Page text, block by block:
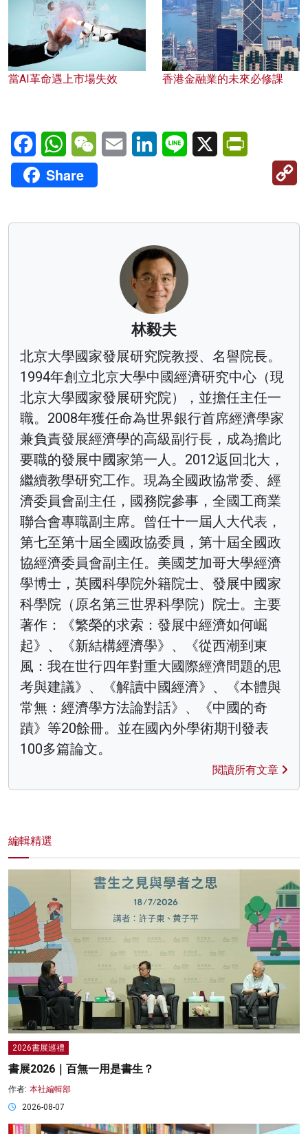
當AI革命遇上市場失效 香港金融業的未來必修課
FacebookWhatsAppWeChatEmail LinkedInLine X
Share
林毅夫
北京大學國家發展研究院教授、名譽院長。
1994年創立北京大學中國經濟研究中心（現
北京大學國家發展研究院），並擔任主任一
職。2008年獲任命為世界銀行首席經濟學家
兼負責發展經濟學的高級副行長，成為擔此
要職的發展中國家第一人。2012返回北大，
繼續教學研究工作。現為全國政協常委、經
濟委員會副主任，國務院參事，全國工商業
聯合會專職副主席。曾任十一屆人大代表，
第七至第十屆全國政協委員，第十屆全國政
協經濟委員會副主任。美國芝加哥大學經濟
學博士，英國科學院外籍院士、發展中國家
科學院（原名第三世界科學院）院士。主要
著作：《繁榮的求索：發展中經濟如何崛
起》、《新結構經濟學》、《從西潮到東
風：我在世行四年對重大國際經濟問題的思
考與建議》、《解讀中國經濟》、《本體與
常無：經濟學方法論對話》、《中國的奇
蹟》等20餘冊。並在國內外學術期刊發表
100多篇論文。
閱讀所有文章
編輯精選
2026書展巡禮
書展2026｜百無一用是書生？
作者: 本社編輯部
2026-08-07